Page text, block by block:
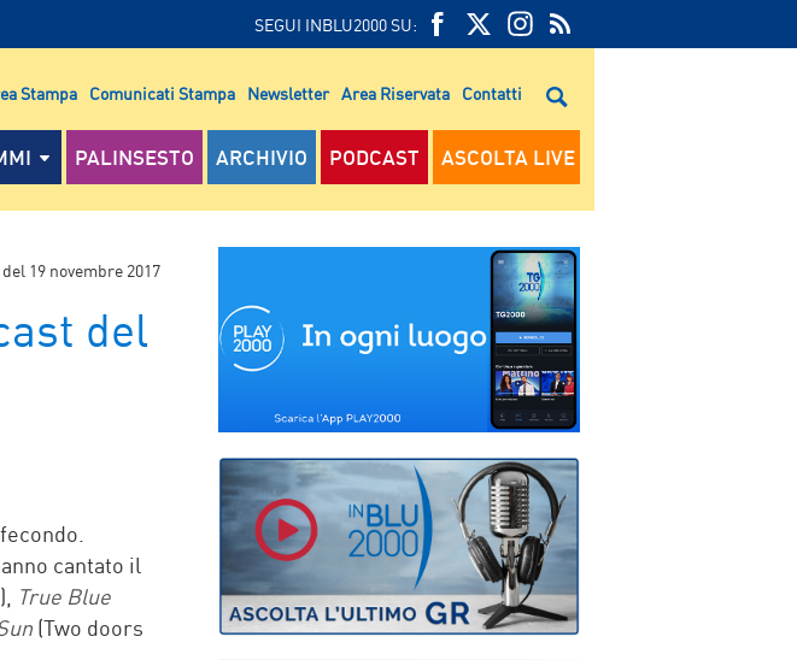
SEGUI INBLU2000 SU:
FEED
RSS
RSS
Stampa Comunicati Stampa Newsletter Area Riservata Contatti
PALINSESTO ARCHIVIO PODCAST ASCOLTA LIVE
19 novembre 2017
del
cantato il
True Blue
(Two doors